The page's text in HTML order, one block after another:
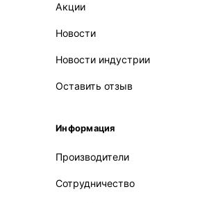
Акции
Новости
Новости индустрии
Оставить отзыв
Информация
Производители
Сотрудничество